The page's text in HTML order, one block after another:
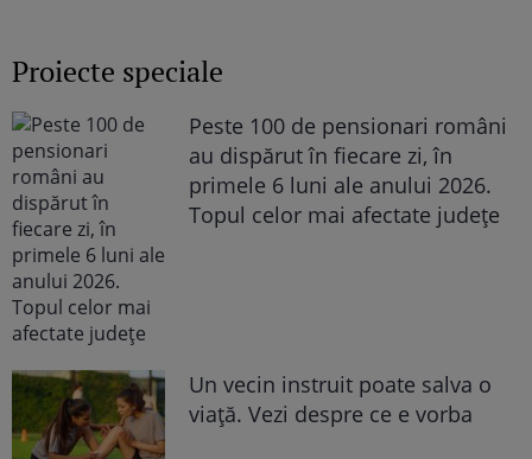
Proiecte speciale
Peste 100 de pensionari români
au dispărut în fiecare zi, în
primele 6 luni ale anului 2026.
Topul celor mai afectate județe
Un vecin instruit poate salva o
viață. Vezi despre ce e vorba